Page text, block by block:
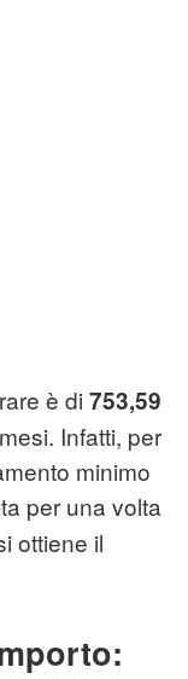
è di 753,59
Infatti, per
minimo
per una volta
ottiene il